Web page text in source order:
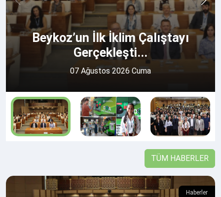
Beykoz’un İlk İklim Çalıştayı
Gerçekleşti...
07 Ağustos 2026 Cuma
TÜM HABERLER
Haberler